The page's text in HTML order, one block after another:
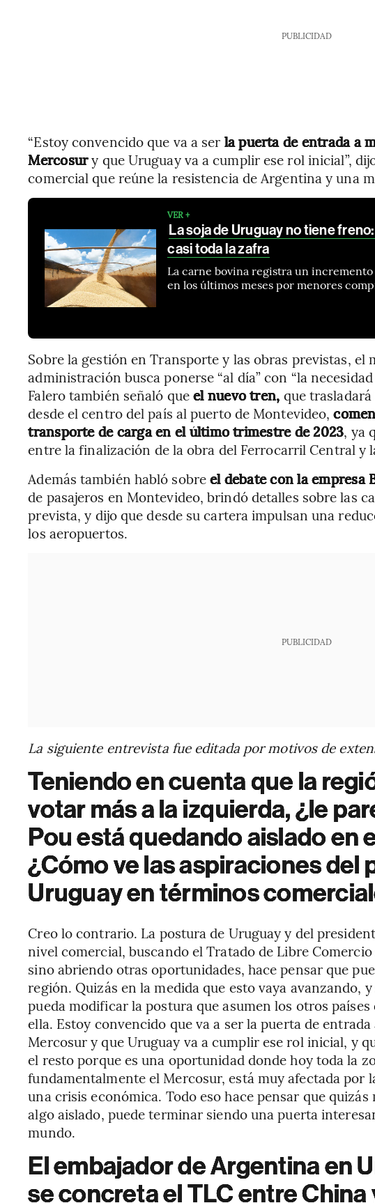
PUBLICIDAD
“Estoy convencido que va a ser la puerta de entrada a
Mercosury que Uruguay va a cumplir ese rol inicial”,
comercial que reúne la resistencia de Argentina y una
VER +
La soja de Uruguay no tiene
casi toda la zafra
La carne bovina registra un
en los últimos meses por menores
Sobre la gestión en Transporte y las obras previstas, el
administración busca ponerse “al día” con “la
Falero también señaló queel nuevo tren, que
desde el centro del país al puerto de Montevideo,
transporte de carga en el último trimestre de 2023, ya
entre la finalización de la obra del Ferrocarril Central y
Además también habló sobreel debate con la empresa
de pasajeros en Montevideo, brindó detalles sobre las
prevista, y dijo que desde su cartera impulsan una
los aeropuertos.
PUBLICIDAD
La siguiente entrevista fue editada por motivos de
Teniendo en cuenta que la
votar más a la izquierda, ¿le
Pou está quedando aislado en
¿Cómo ve las aspiraciones del
Uruguay en términos
Creo lo contrario. La postura de Uruguay y del
nivel comercial, buscando el Tratado de Libre
sino abriendo otras oportunidades, hace pensar que
región. Quizás en la medida que esto vaya avanzando,
pueda modificar la postura que asumen los otros
ella. Estoy convencido que va a ser la puerta de
Mercosur y que Uruguay va a cumplir ese rol inicial, y
el resto porque es una oportunidad donde hoy toda la
fundamentalmente el Mercosur, está muy afectada por
una crisis económica. Todo eso hace pensar que quizás
algo aislado, puede terminar siendo una puerta
mundo.
El embajador de Argentina en
se concreta el TLC entre China